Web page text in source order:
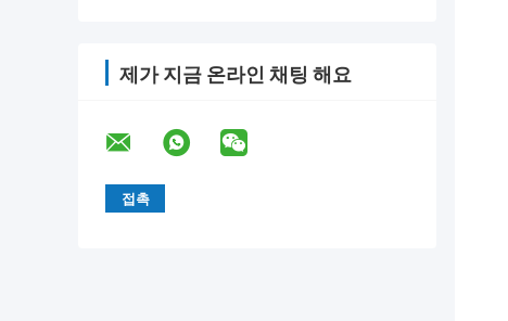
제가 지금 온라인 채팅 해요